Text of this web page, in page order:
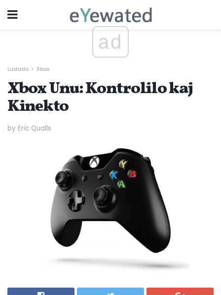
ad
Ludado Xbox
Xbox Unu: Kontrolilo kaj
Kinekto
by Eric Qualls